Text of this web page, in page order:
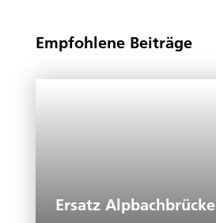
Empfohlene Beiträge
Ersatz Alpbachbrücke